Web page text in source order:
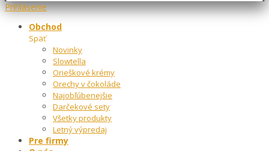
Prihlásenie
Obchod
Späť
Novinky
Slowtella
Orieškové krémy
Orechy v čokoláde
Najobľúbenejšie
Darčekové sety
Všetky produkty
Letný výpredaj
Pre firmy